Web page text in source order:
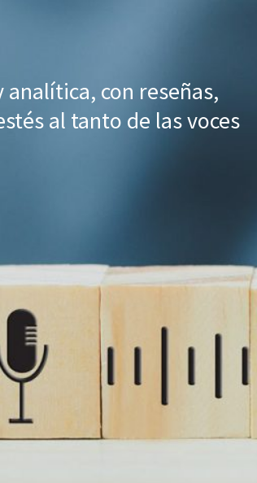
analítica, con reseñas,
al tanto de las voces